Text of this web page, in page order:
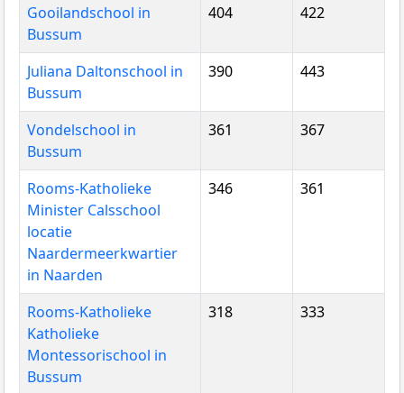
Gooilandschool in
Bussum
404 422
Juliana Daltonschool in
Bussum
390 443
Vondelschool in
Bussum
361 367
Rooms-Katholieke
Minister Calsschool
locatie
Naardermeerkwartier
in Naarden
346 361
Rooms-Katholieke
Katholieke
Montessorischool in
Bussum
318 333